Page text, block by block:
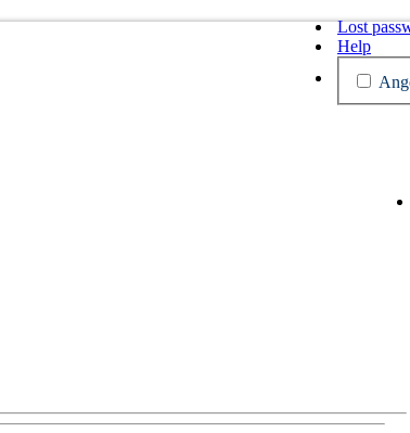
Lost
Help